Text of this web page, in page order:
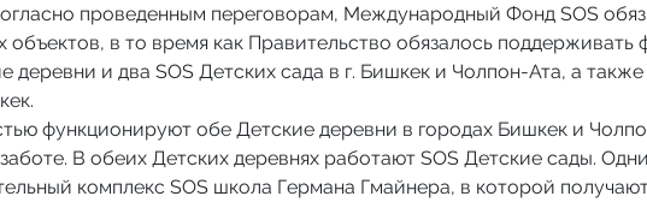
проведенным переговорам, Международный Фонд SOS
объектов, в то время как Правительство обязалось
деревни и два SOS Детских сада в г. Бишкек и Чолпон-Ата, а
функционируют обе Детские деревни в городах Бишкек и
В обеих Детских деревнях работают SOS Детские сады.
комплекс SOS школа Германа Гмайнера, в которой